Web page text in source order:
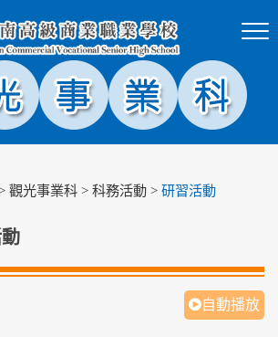
觀光事業科 > 科務活動 > 研習活動
自動播放